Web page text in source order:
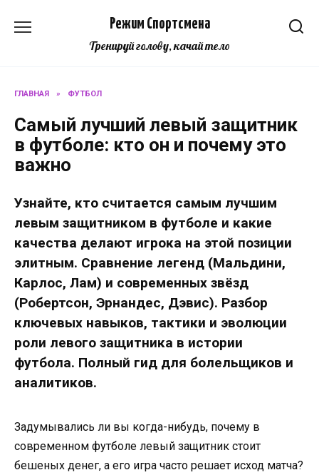
Режим Спортсмена
Тренируй голову, качай тело
ГЛАВНАЯ » ФУТБОЛ
Самый лучший левый защитник
в футболе: кто он и почему это
важно
Узнайте, кто считается самым лучшим
левым защитником в футболе и какие
качества делают игрока на этой позиции
элитным. Сравнение легенд (Мальдини,
Карлос, Лам) и современных звёзд
(Робертсон, Эрнандес, Дэвис). Разбор
ключевых навыков, тактики и эволюции
роли левого защитника в истории
футбола. Полный гид для болельщиков и
аналитиков.
Задумывались ли вы когда-нибудь, почему в
современном футболе левый защитник стоит
бешеных денег, а его игра часто решает исход матча?